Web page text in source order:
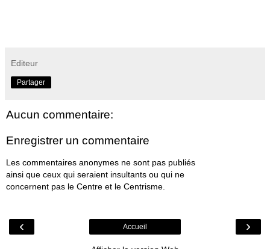
Editeur
Partager
Aucun commentaire:
Enregistrer un commentaire
Les commentaires anonymes ne sont pas publiés
ainsi que ceux qui seraient insultants ou qui ne
concernent pas le Centre et le Centrisme.
‹ ›
Accueil